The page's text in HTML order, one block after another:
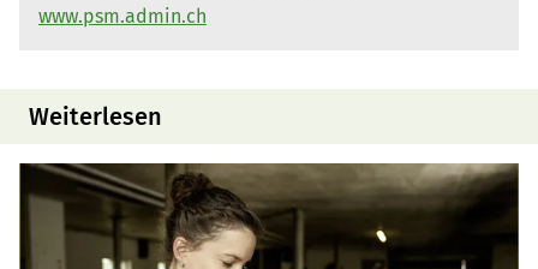
www.psm.admin.ch
Weiterlesen